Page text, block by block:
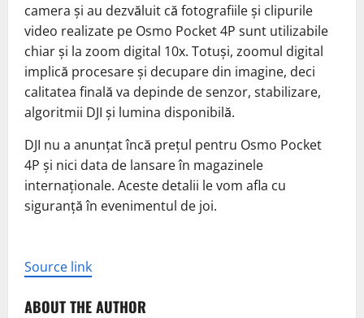
camera și au dezvăluit că fotografiile și clipurile
video realizate pe Osmo Pocket 4P sunt utilizabile
chiar și la zoom digital 10x. Totuși, zoomul digital
implică procesare și decupare din imagine, deci
calitatea finală va depinde de senzor, stabilizare,
algoritmii DJI și lumina disponibilă.
DJI nu a anunțat încă prețul pentru Osmo Pocket
4P și nici data de lansare în magazinele
internaționale. Aceste detalii le vom afla cu
siguranță în evenimentul de joi.
Source link
ABOUT THE AUTHOR